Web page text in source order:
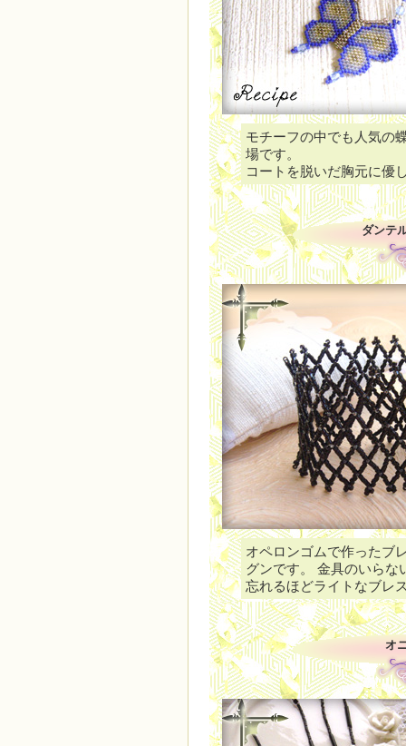
モチーフの中でも人気の
場です。
コートを脱いだ胸元に優
ダンテ
オペロンゴムで作ったブ
グンです。 金具のいらな
忘れるほどライトなブレ
オ